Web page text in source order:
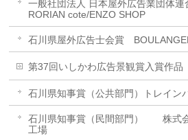
一般社団法人 日本屋外広告業団体
RORIAN cote/ENZO SHOP
石川県屋外広告士会賞
第37回いしかわ広告景観賞入賞作品
石川県知事賞（公共部門）トレイン
石川県知事賞（民間部門） 株式
工場